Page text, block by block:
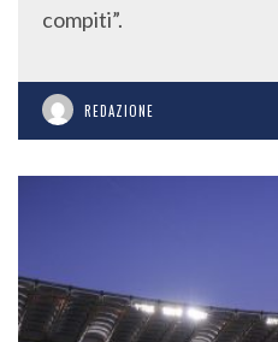
compiti”.
REDAZIONE